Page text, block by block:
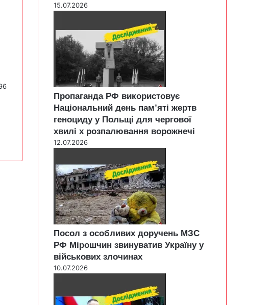
15.07.2026
Пропаганда РФ використовує
Національний день пам’яті жертв
геноциду у Польщі для чергової
хвилі х розпалювання ворожнечі
12.07.2026
Посол з особливих доручень МЗС
РФ Мірошчин звинуватив Україну у
військових злочинах
10.07.2026